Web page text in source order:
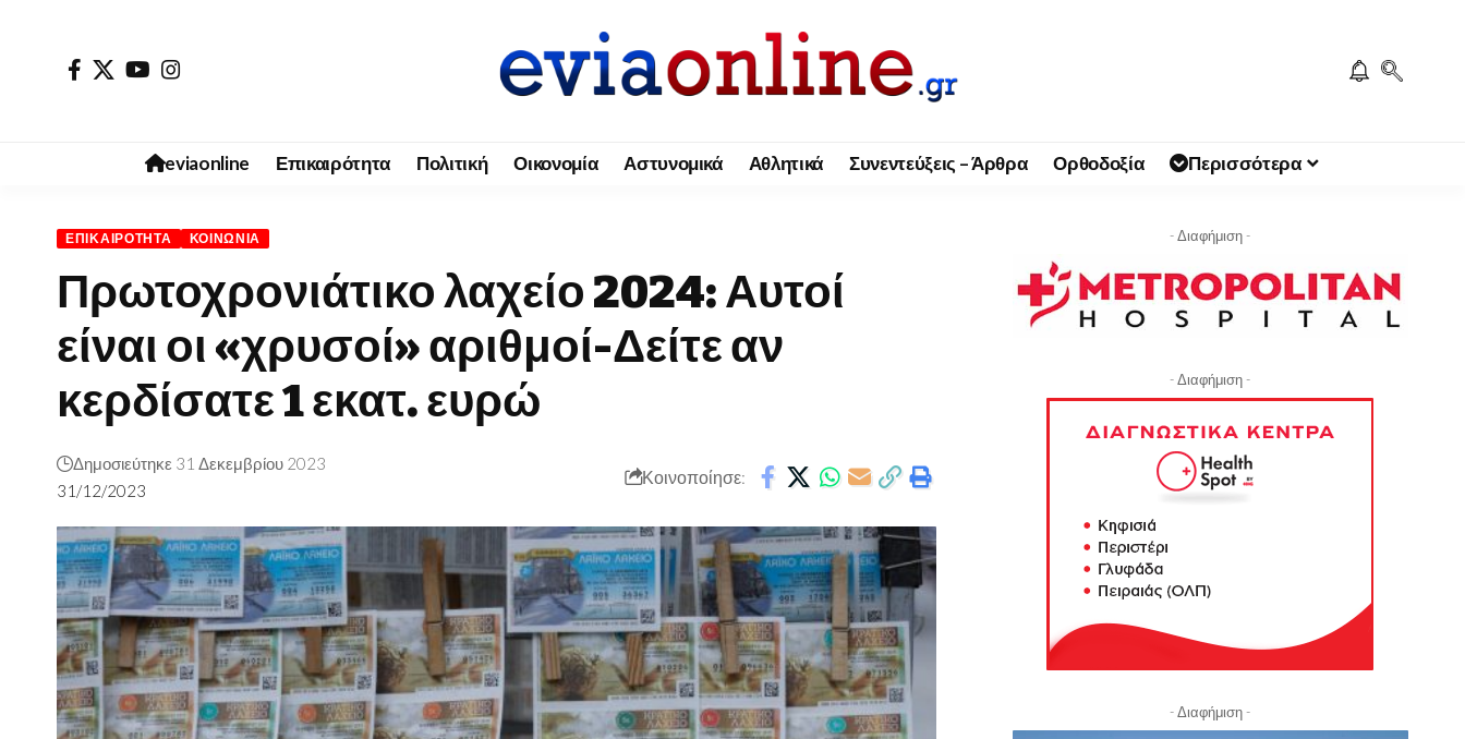
eviaonline Επικαιρότητα Πολιτική Οικονομία Αστυνομικά Αθλητικά Συνεντεύξεις – Άρθρα Ορθοδοξία Περισσότερα
ΕΠΙΚΑΙΡΌΤΗΤΑ ΚΟΙΝΩΝΊΑ
Πρωτοχρονιάτικο λαχείο 2024: Αυτοί
είναι οι «χρυσοί» αριθμοί-Δείτε αν
κερδίσατε 1 εκατ. ευρώ
31/12/2023
Δημοσιεύτηκε 31 Δεκεμβρίου 2023
Κοινοποίησε:
- Διαφήμιση -
- Διαφήμιση -
- Διαφήμιση -